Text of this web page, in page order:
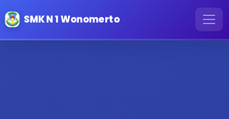
SMK N 1 Wonomerto